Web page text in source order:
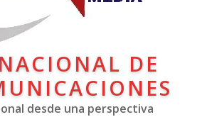
DE
desde una perspectiva